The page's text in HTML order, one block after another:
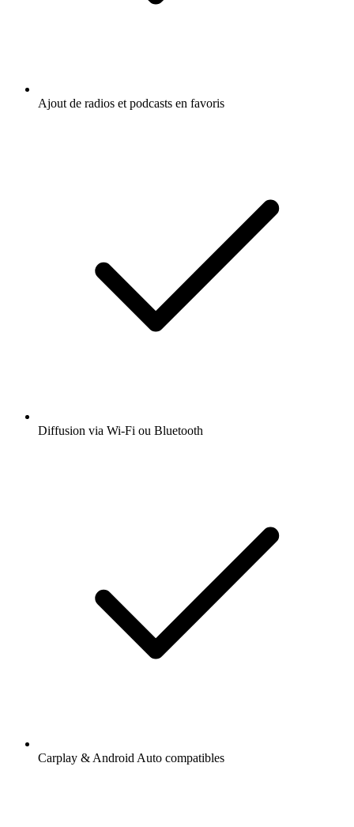
Ajout de radios et podcasts en favoris
Diffusion via Wi-Fi ou Bluetooth
Carplay & Android Auto compatibles